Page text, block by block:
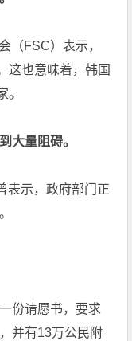
（FSC）表示，
这也意味着，韩国
。
大量阻碍。
表示，政府部门正
份请愿书，要求
并有13万公民附